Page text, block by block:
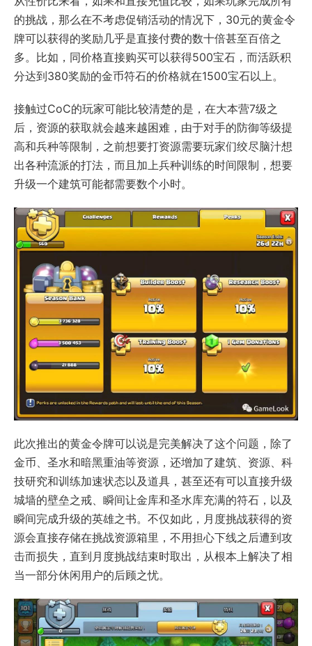
的挑战，那么在不考虑促销活动的情况下，30元的黄金令
牌可以获得的奖励几乎是直接付费的数十倍甚至百倍之
多。比如，同价格直接购买可以获得500宝石，而活跃积
分达到380奖励的金币符石的价格就在1500宝石以上。
接触过CoC的玩家可能比较清楚的是，在大本营7级之
后，资源的获取就会越来越困难，由于对手的防御等级提
高和兵种等限制，之前想要打资源需要玩家们绞尽脑汁想
出各种流派的打法，而且加上兵种训练的时间限制，想要
升级一个建筑可能都需要数个小时。
此次推出的黄金令牌可以说是完美解决了这个问题，除了
金币、圣水和暗黑重油等资源，还增加了建筑、资源、科
技研究和训练加速状态以及道具，甚至还有可以直接升级
城墙的壁垒之戒、瞬间让金库和圣水库充满的符石，以及
瞬间完成升级的英雄之书。不仅如此，月度挑战获得的资
源会直接存储在挑战资源箱里，不用担心下线之后遭到攻
击而损失，直到月度挑战结束时取出，从根本上解决了相
当一部分休闲用户的后顾之忧。